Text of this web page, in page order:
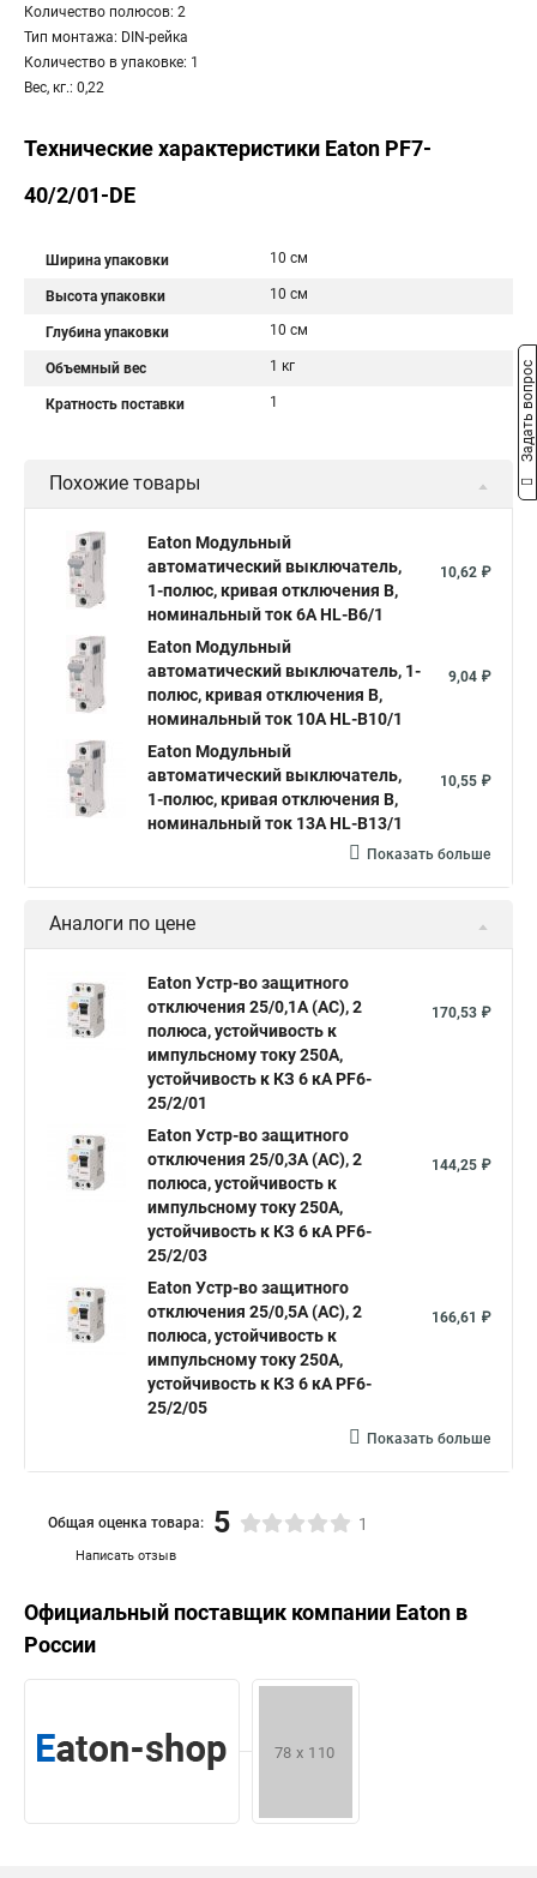
Количество полюсов: 2
Тип монтажа: DIN-рейка
Количество в упаковке: 1
Вес, кг.: 0,22
Технические характеристики Eaton PF7-
40/2/01-DE
Ширина упаковки 10 см
Высота упаковки 10 см
Глубина упаковки 10 см
Объемный вес 1 кг
Кратность поставки 1
Похожие товары
Eaton Модульный
автоматический выключатель,
1-полюс, кривая отключения B,
номинальный ток 6А HL-B6/1
10,62 ₽
Eaton Модульный
автоматический выключатель, 1-
полюс, кривая отключения B,
номинальный ток 10А HL-B10/1
9,04 ₽
Eaton Модульный
автоматический выключатель,
1-полюс, кривая отключения B,
номинальный ток 13А HL-B13/1
10,55 ₽
Показать больше
Аналоги по цене
Eaton Устр-во защитного
отключения 25/0,1А (АС), 2
полюса, устойчивость к
импульсному току 250А,
устойчивость к КЗ 6 кА PF6-
25/2/01
170,53 ₽
Eaton Устр-во защитного
отключения 25/0,3А (АС), 2
полюса, устойчивость к
импульсному току 250А,
устойчивость к КЗ 6 кА PF6-
25/2/03
144,25 ₽
Eaton Устр-во защитного
отключения 25/0,5А (АС), 2
полюса, устойчивость к
импульсному току 250А,
устойчивость к КЗ 6 кА PF6-
25/2/05
166,61 ₽
Показать больше
Написать отзыв
Общая оценка товара: 5 1
Официальный поставщик компании Eaton в
России
Задать вопрос